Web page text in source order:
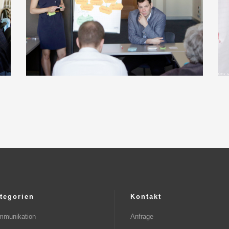
Kontakt
Anfrage